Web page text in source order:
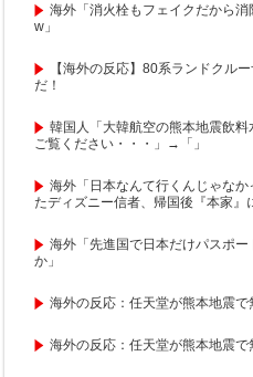
海外「消火栓もフェイクだから
w」
【海外の反応】80系ランドクル
だ！
韓国人「大韓航空の熊本地震飲
ご覧ください・・・」→「」
海外「日本なんて行くんじゃな
たディズニー信者、帰国後『本家』
海外「先進国で日本だけパスポ
か」
海外の反応：任天堂が熊本地震で
海外の反応：任天堂が熊本地震で